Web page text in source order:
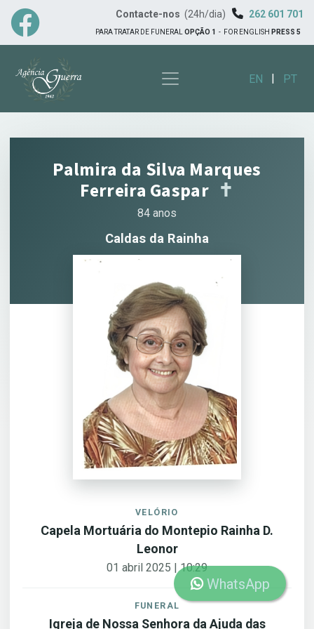
Contacte-nos (24h/dia) 262 601 701
PARA TRATAR DE FUNERAL OPÇÃO 1 - FOR ENGLISH PRESS 5
EN | PT
Palmira da Silva Marques
Ferreira Gaspar ✝︎
84 anos
Caldas da Rainha
VELÓRIO
Capela Mortuária do Montepio Rainha D.
Leonor
01 abril 2025 | 10:29
FUNERAL
Igreja de Nossa Senhora da Ajuda das
WhatsApp